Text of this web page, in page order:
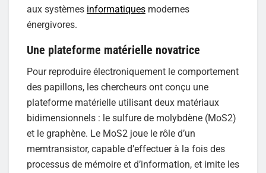
aux systèmes informatiques modernes
énergivores.
Une plateforme matérielle novatrice
Pour reproduire électroniquement le comportement
des papillons, les chercheurs ont conçu une
plateforme matérielle utilisant deux matériaux
bidimensionnels : le sulfure de molybdène (MoS2)
et le graphène. Le MoS2 joue le rôle d’un
memtransistor, capable d’effectuer à la fois des
processus de mémoire et d’information, et imite les